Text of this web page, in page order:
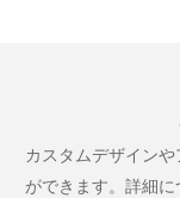
カスタムデザイン
ができます。詳細